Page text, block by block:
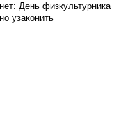
День физкультурника
узаконить